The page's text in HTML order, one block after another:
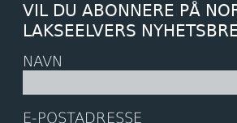
VIL DU ABONNERE PÅ
LAKSEELVERS
NAVN
E-POSTADRESSE